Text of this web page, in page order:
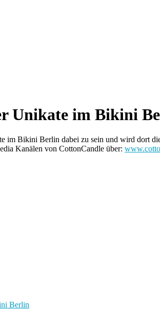
Unikate im Bikini
im Bikini Berlin dabei zu sein und wird dort
Kanälen von CottonCandle über:
Berlin